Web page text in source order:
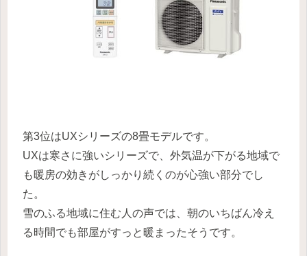
第3位はUXシリーズの8畳モデルです。
UXは寒さに強いシリーズで、外気温が下がる地域で
も暖房の効きがしっかり続くのが心強い部分でし
た。
雪のふる地域に住む人の声では、朝のいちばん冷え
る時間でも部屋がすっと暖まったそうです。